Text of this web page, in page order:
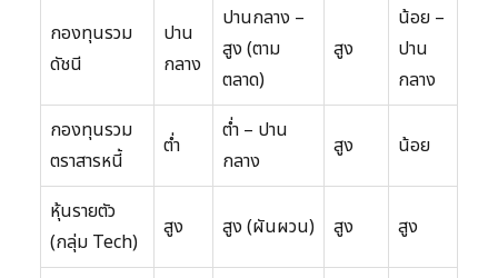
กองทุนรวม
ดัชนี
ปาน
กลาง
ปานกลาง –
สูง (ตาม
ตลาด)
สูง
น้อย –
ปาน
กลาง
กองทุนรวม
ตราสารหนี้
ต่ำ
ต่ำ – ปาน
กลาง
สูง น้อย
หุ้นรายตัว
(กลุ่ม Tech)
สูง สูง (ผันผวน) สูง สูง